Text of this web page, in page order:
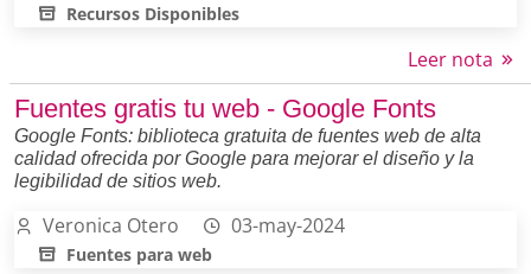
Recursos Disponibles
Leer nota
Fuentes gratis tu web - Google Fonts
Google Fonts: biblioteca gratuita de fuentes web de alta
calidad ofrecida por Google para mejorar el diseño y la
legibilidad de sitios web.
Veronica Otero 03-may-2024
Fuentes para web